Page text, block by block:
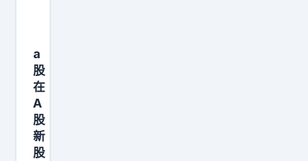
S
I
A
G
I
之
a
股
在
A
股
新
股